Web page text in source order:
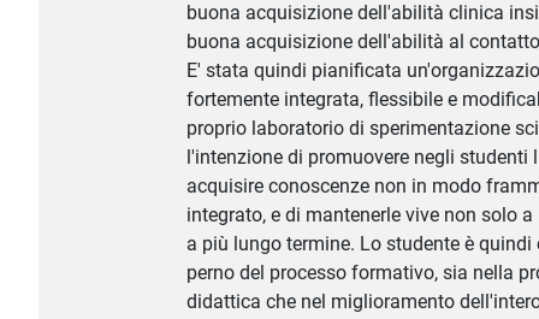
buona acquisizione dell'abilità clinica
buona acquisizione dell'abilità al
E' stata quindi pianificata
fortemente integrata, flessibile e
proprio laboratorio di sperimentazione
l'intenzione di promuovere negli studenti
acquisire conoscenze non in modo
integrato, e di mantenerle vive non solo
a più lungo termine. Lo studente è quindi
perno del processo formativo, sia nella
didattica che nel miglioramento